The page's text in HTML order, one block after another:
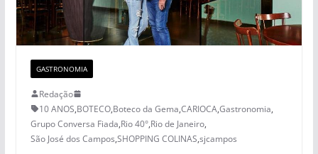
GASTRONOMIA
Redação
10 ANOS,BOTECO,Boteco da Gema,CARIOCA,Gastronomia,
Grupo Conversa Fiada,Rio 40°,Rio de Janeiro,
São José dos Campos,SHOPPING COLINAS,sjcampos